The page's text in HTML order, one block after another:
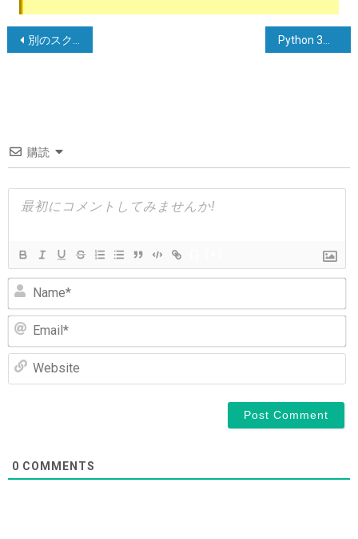
投
ー
シ
ョ
別のスクリプトからスクリプトを呼び出す方法
購読
0 COMMENTS